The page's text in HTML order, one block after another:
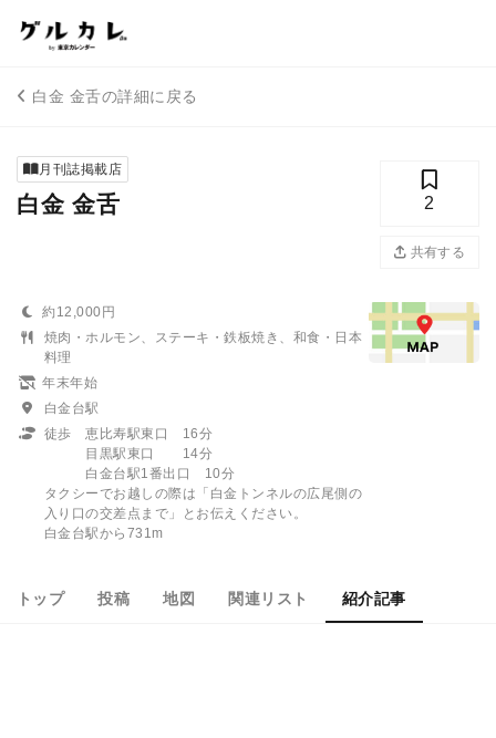
白金 金舌の詳細に戻る
月刊誌掲載店
白金 金舌 2
共有する
約12,000円
焼肉・ホルモン、ステーキ・鉄板焼き、和食・日本
料理
年末年始
白金台駅
徒歩 恵比寿駅東口 16分
目黒駅東口 14分
白金台駅1番出口 10分
タクシーでお越しの際は「白金トンネルの広尾側の
入り口の交差点まで」とお伝えください。
白金台駅から731m
トップ 投稿 地図 関連リスト 紹介記事